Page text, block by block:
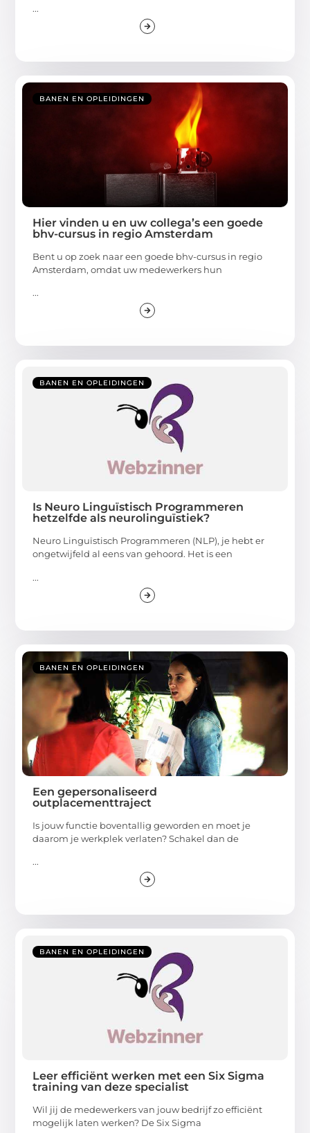
...
BANEN EN OPLEIDINGEN
Hier vinden u en uw collega’s een goede
bhv-cursus in regio Amsterdam
Bent u op zoek naar een goede bhv-cursus in regio
Amsterdam, omdat uw medewerkers hun
...
BANEN EN OPLEIDINGEN
Is Neuro Linguïstisch Programmeren
hetzelfde als neurolinguïstiek?
Neuro Linguïstisch Programmeren (NLP), je hebt er
ongetwijfeld al eens van gehoord. Het is een
...
BANEN EN OPLEIDINGEN
Een gepersonaliseerd
outplacementtraject
Is jouw functie boventallig geworden en moet je
daarom je werkplek verlaten? Schakel dan de
...
BANEN EN OPLEIDINGEN
Leer efficiënt werken met een Six Sigma
training van deze specialist
Wil jij de medewerkers van jouw bedrijf zo efficiënt
mogelijk laten werken? De Six Sigma